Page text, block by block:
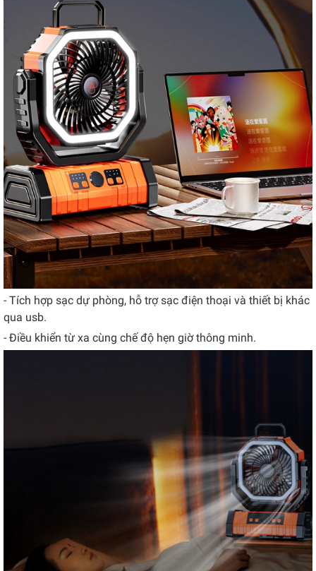
- Tích hợp sạc dự phòng, hỗ trợ sạc điện thoại và thiết bị khác
qua usb.
- Điều khiển từ xa cùng chế độ hẹn giờ thông minh.